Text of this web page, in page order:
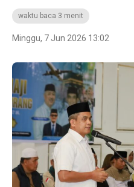
waktu baca 3 menit
Minggu, 7 Jun 2026 13:02